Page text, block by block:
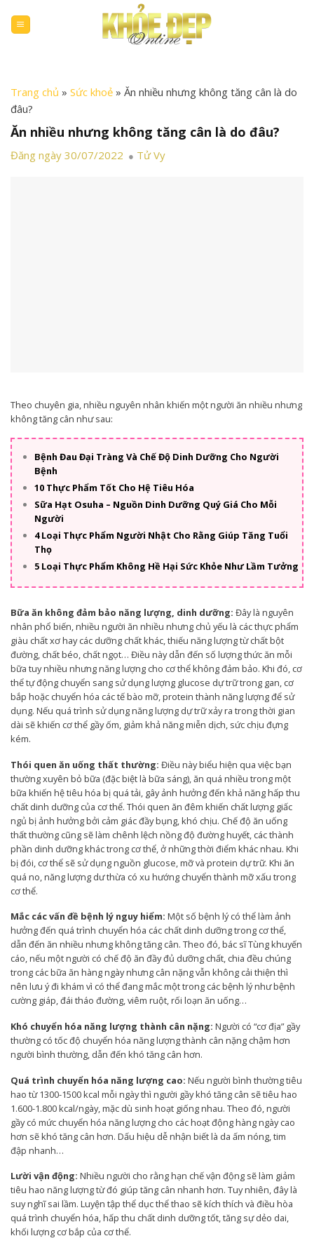
content
Trang chủ » Sức khoẻ » Ăn nhiều nhưng không tăng cân là do
đâu?
Ăn nhiều nhưng không tăng cân là do đâu?
Đăng ngày 30/07/2022 Tử Vy
Theo chuyên gia, nhiều nguyên nhân khiến một người ăn nhiều nhưng
không tăng cân như sau:
Bệnh Đau Đại Tràng Và Chế Độ Dinh Dưỡng Cho Người
Bệnh
10 Thực Phẩm Tốt Cho Hệ Tiêu Hóa
Sữa Hạt Osuha – Nguồn Dinh Dưỡng Quý Giá Cho Mỗi
Người
4 Loại Thực Phẩm Người Nhật Cho Rằng Giúp Tăng Tuổi
Thọ
5 Loại Thực Phẩm Không Hề Hại Sức Khỏe Như Lầm Tưởng
Bữa ăn không đảm bảo năng lượng, dinh dưỡng: Đây là nguyên
nhân phổ biến, nhiều người ăn nhiều nhưng chủ yếu là các thực phẩm
giàu chất xơ hay các dưỡng chất khác, thiếu năng lượng từ chất bột
đường, chất béo, chất ngọt… Điều này dẫn đến số lượng thức ăn mỗi
bữa tuy nhiều nhưng năng lượng cho cơ thể không đảm bảo. Khi đó, cơ
thể tự động chuyển sang sử dụng lượng glucose dự trữ trong gan, cơ
bắp hoặc chuyển hóa các tế bào mỡ, protein thành năng lượng để sử
dụng. Nếu quá trình sử dụng năng lượng dự trữ xảy ra trong thời gian
dài sẽ khiến cơ thể gầy ốm, giảm khả năng miễn dịch, sức chịu đựng
kém.
Thói quen ăn uống thất thường: Điều này biểu hiện qua việc bạn
thường xuyên bỏ bữa (đặc biệt là bữa sáng), ăn quá nhiều trong một
bữa khiến hệ tiêu hóa bị quá tải, gây ảnh hưởng đến khả năng hấp thu
chất dinh dưỡng của cơ thể. Thói quen ăn đêm khiến chất lượng giấc
ngủ bị ảnh hưởng bởi cảm giác đầy bụng, khó chịu. Chế độ ăn uống
thất thường cũng sẽ làm chênh lệch nồng độ đường huyết, các thành
phần dinh dưỡng khác trong cơ thể, ở những thời điểm khác nhau. Khi
bị đói, cơ thể sẽ sử dụng nguồn glucose, mỡ và protein dự trữ. Khi ăn
quá no, năng lượng dư thừa có xu hướng chuyển thành mỡ xấu trong
cơ thể.
Mắc các vấn đề bệnh lý nguy hiểm: Một số bệnh lý có thể làm ảnh
hưởng đến quá trình chuyển hóa các chất dinh dưỡng trong cơ thể,
dẫn đến ăn nhiều nhưng không tăng cân. Theo đó, bác sĩ Tùng khuyến
cáo, nếu một người có chế độ ăn đầy đủ dưỡng chất, chia đều chúng
trong các bữa ăn hàng ngày nhưng cân nặng vẫn không cải thiện thì
nên lưu ý đi khám vì có thể đang mắc một trong các bệnh lý như bệnh
cường giáp, đái tháo đường, viêm ruột, rối loạn ăn uống…
Khó chuyển hóa năng lượng thành cân nặng: Người có “cơ địa” gầy
thường có tốc độ chuyển hóa năng lượng thành cân nặng chậm hơn
người bình thường, dẫn đến khó tăng cân hơn.
Quá trình chuyển hóa năng lượng cao: Nếu người bình thường tiêu
hao từ 1300-1500 kcal mỗi ngày thì người gầy khó tăng cân sẽ tiêu hao
1.600-1.800 kcal/ngày, mặc dù sinh hoạt giống nhau. Theo đó, người
gầy có mức chuyển hóa năng lượng cho các hoạt động hàng ngày cao
hơn sẽ khó tăng cân hơn. Dấu hiệu dễ nhận biết là da ấm nóng, tim
đập nhanh…
Lười vận động: Nhiều người cho rằng hạn chế vận động sẽ làm giảm
tiêu hao năng lượng từ đó giúp tăng cân nhanh hơn. Tuy nhiên, đây là
suy nghĩ sai lầm. Luyện tập thể dục thể thao sẽ kích thích và điều hòa
quá trình chuyển hóa, hấp thu chất dinh dưỡng tốt, tăng sự dẻo dai,
khối lượng cơ bắp của cơ thể.